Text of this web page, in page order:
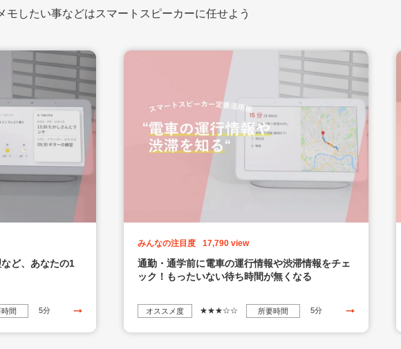
モしたい事などはスマートスピーカーに任せよう
ど、あなたの1
時間 5分
みんなの注目度 17,790 view
通勤・通学前に電車の運行情報や渋滞情報をチェ
ック！もったいない待ち時間が無くなる
オススメ度 ★★★☆☆ 所要時間 5分